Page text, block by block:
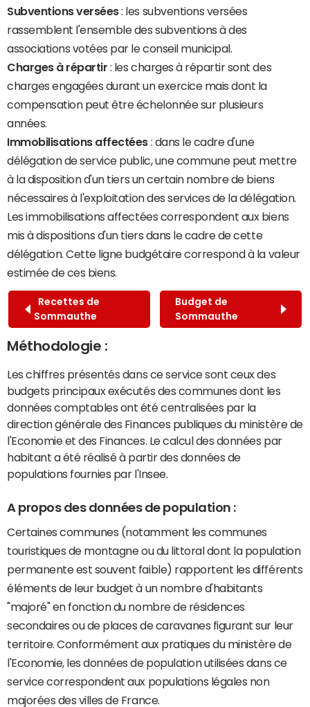
Subventions versées: les subventions versées
rassemblent l'ensemble des subventions à des
associations votées par le conseil municipal.
Charges à répartir : les charges à répartir sont des
charges engagées durant un exercice mais dont la
compensation peut être échelonnée sur plusieurs
années.
Immobilisations affectées : dans le cadre d'une
délégation de service public, une commune peut mettre
à la disposition d'un tiers un certain nombre de biens
nécessaires à l'exploitation des services de la délégation.
Les immobilisations affectées correspondent aux biens
mis à dispositions d'un tiers dans le cadre de cette
délégation. Cette ligne budgétaire correspond à la valeur
estimée de ces biens.
Recettes de
Sommauthe
Budget de
Sommauthe
Méthodologie :
Les chiffres présentés dans ce service sont ceux des
budgets principaux exécutés des communes dont les
données comptables ont été centralisées par la
direction générale des Finances publiques du ministère de
l'Economie et des Finances. Le calcul des données par
habitant a été réalisé à partir des données de
populations fournies par l'Insee.
A propos des données de population :
Certaines communes (notamment les communes
touristiques de montagne ou du littoral dont la population
permanente est souvent faible) rapportent les différents
éléments de leur budget à un nombre d'habitants
"majoré" en fonction du nombre de résidences
secondaires ou de places de caravanes figurant sur leur
territoire. Conformément aux pratiques du ministère de
l'Economie, les données de population utilisées dans ce
service correspondent aux populations légales non
majorées des villes de France.